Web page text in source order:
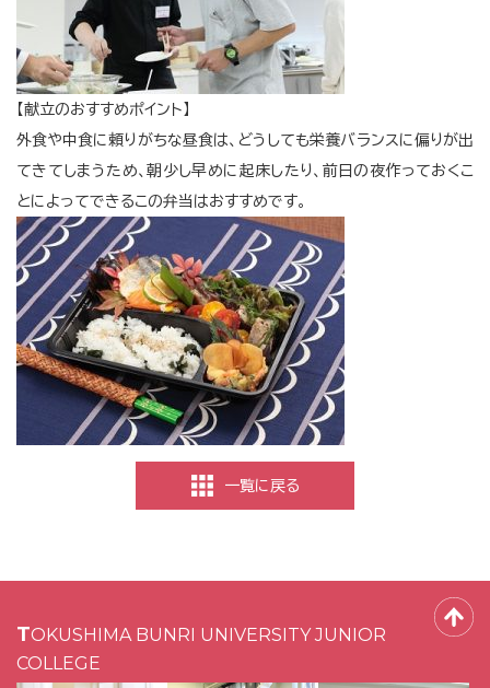
【献立のおすすめポイント】
外食や中食に頼りがちな昼食は、どうしても栄養バランスに偏りが出
てきてしまうため、朝少し早めに起床したり、前日の夜作っておくこ
とによってできるこの弁当はおすすめです。
一覧に戻る
TOKUSHIMA BUNRI UNIVERSITY JUNIOR
COLLEGE